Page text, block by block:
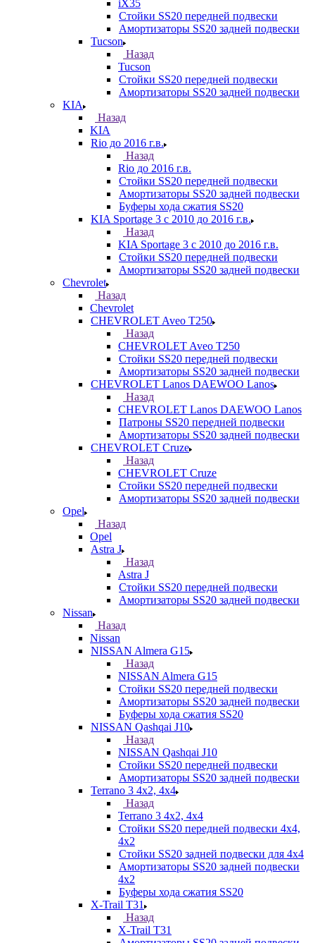
iX35
Стойки SS20 передней подвески
Амортизаторы SS20 задней подвески
Tucson
Назад
Tucson
Стойки SS20 передней подвески
Амортизаторы SS20 задней подвески
KIA
Назад
KIA
Rio до 2016 г.в.
Назад
Rio до 2016 г.в.
Стойки SS20 передней подвески
Амортизаторы SS20 задней подвески
Буферы хода сжатия SS20
KIA Sportage 3 с 2010 до 2016 г.в.
Назад
KIA Sportage 3 с 2010 до 2016 г.в.
Стойки SS20 передней подвески
Амортизаторы SS20 задней подвески
Chevrolet
Назад
Chevrolet
CHEVROLET Aveo T250
Назад
CHEVROLET Aveo T250
Стойки SS20 передней подвески
Амортизаторы SS20 задней подвески
CHEVROLET Lanos DAEWOO Lanos
Назад
CHEVROLET Lanos DAEWOO Lanos
Патроны SS20 передней подвески
Амортизаторы SS20 задней подвески
CHEVROLET Cruze
Назад
CHEVROLET Cruze
Стойки SS20 передней подвески
Амортизаторы SS20 задней подвески
Opel
Назад
Opel
Astra J
Назад
Astra J
Стойки SS20 передней подвески
Амортизаторы SS20 задней подвески
Nissan
Назад
Nissan
NISSAN Almera G15
Назад
NISSAN Almera G15
Стойки SS20 передней подвески
Амортизаторы SS20 задней подвески
Буферы хода сжатия SS20
NISSAN Qashqai J10
Назад
NISSAN Qashqai J10
Стойки SS20 передней подвески
Амортизаторы SS20 задней подвески
Terrano 3 4х2, 4х4
Назад
Terrano 3 4х2, 4х4
Стойки SS20 передней подвески 4х4,
4x2
Стойки SS20 задней подвески для 4х4
Амортизаторы SS20 задней подвески
4х2
Буферы хода сжатия SS20
X-Trail T31
Назад
X-Trail T31